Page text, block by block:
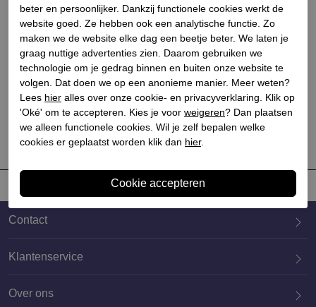
Btmr
Dames sandalen plateau
groen
€ 89,90
Contact
020 659 3444
Klantenservice
Over ons
beter en persoonlijker. Dankzij functionele cookies werkt de
website goed. Ze hebben ook een analytische functie. Zo
maken we de website elke dag een beetje beter. We laten je
graag nuttige advertenties zien. Daarom gebruiken we
technologie om je gedrag binnen en buiten onze website te
volgen. Dat doen we op een anonieme manier. Meer weten?
Lees hier alles over onze cookie- en privacyverklaring. Klik op
'Oké' om te accepteren. Kies je voor weigeren? Dan plaatsen
we alleen functionele cookies. Wil je zelf bepalen welke
cookies er geplaatst worden klik dan hier.